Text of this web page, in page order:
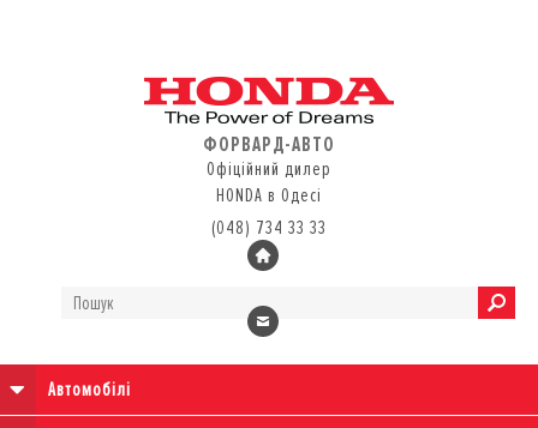
ФОРВАРД-АВТО
Офіційний дилер
HONDA в Одесі
(048) 734 33 33
Автомобілі